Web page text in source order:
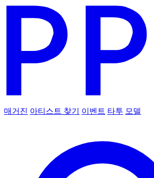
매거진 아티스트 찾기 이벤트 타투 모델